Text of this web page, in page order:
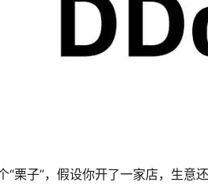
“栗子”，假设你开了一家店，生意还